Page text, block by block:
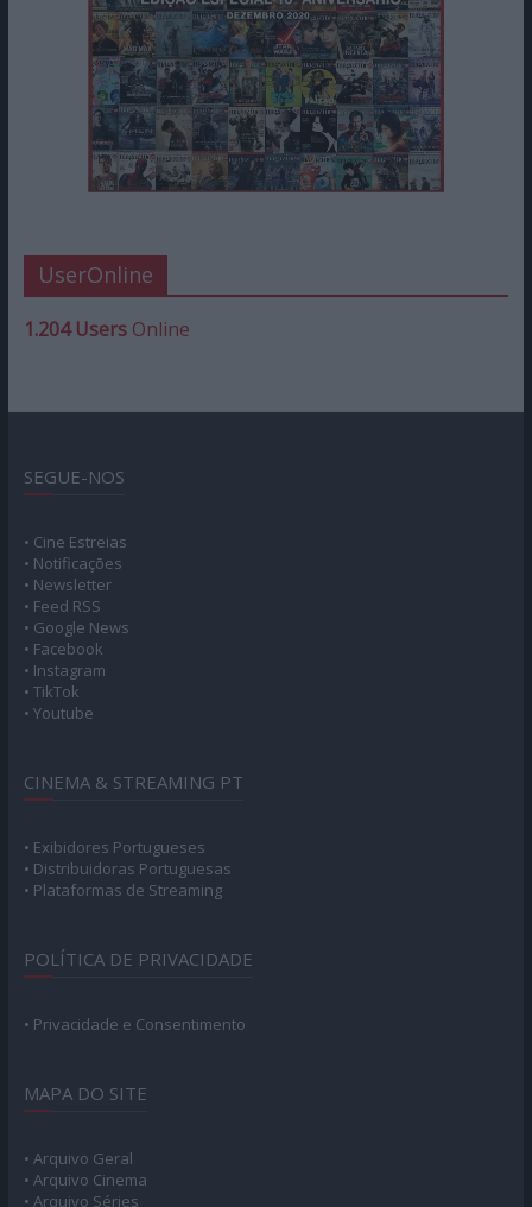
UserOnline
1.204 UsersOnline
SEGUE-NOS
• Cine Estreias
• Notificações
• Newsletter
• Feed RSS
• Google News
• Facebook
• Instagram
• TikTok
• Youtube
CINEMA & STREAMING PT
• Exibidores Portugueses
• Distribuidoras Portuguesas
• Plataformas de Streaming
POLÍTICA DE PRIVACIDADE
• Privacidade e Consentimento
MAPA DO SITE
• Arquivo Geral
• Arquivo Cinema
• Arquivo Séries